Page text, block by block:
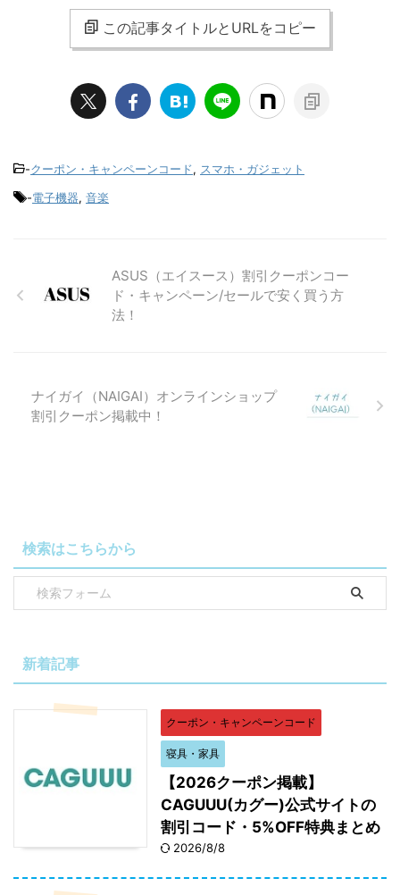
この記事タイトルとURLをコピー
-クーポン・キャンペーンコード, スマホ・ガジェット
-電子機器, 音楽
ASUS（エイスース）割引クーポンコー
ド・キャンペーン/セールで安く買う方
法！
ナイガイ（NAIGAI）オンラインショップ
割引クーポン掲載中！
検索はこちらから
新着記事
クーポン・キャンペーンコード
寝具・家具
【2026クーポン掲載】
CAGUUU(カグー)公式サイトの
割引コード・5%OFF特典まとめ
2026/8/8